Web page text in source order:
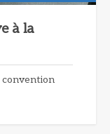
à la
convention